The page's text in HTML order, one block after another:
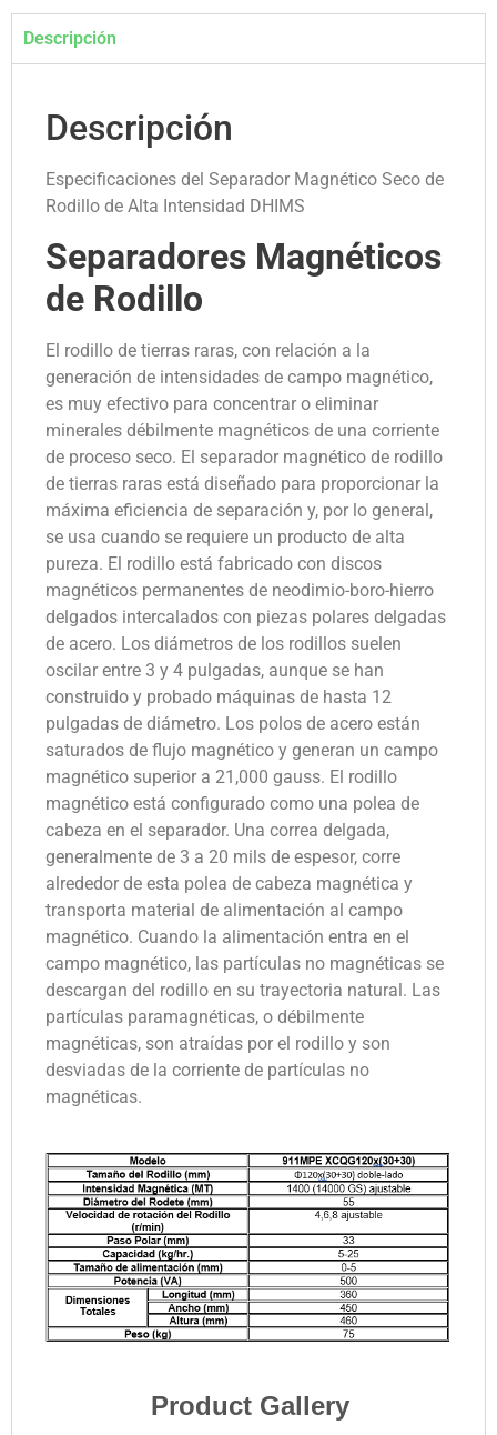
Descripción
Descripción
Especificaciones del Separador Magnético Seco de
Rodillo de Alta Intensidad DHIMS
Separadores Magnéticos
de Rodillo
El rodillo de tierras raras, con relación a la
generación de intensidades de campo magnético,
es muy efectivo para concentrar o eliminar
minerales débilmente magnéticos de una corriente
de proceso seco. El separador magnético de rodillo
de tierras raras está diseñado para proporcionar la
máxima eficiencia de separación y, por lo general,
se usa cuando se requiere un producto de alta
pureza. El rodillo está fabricado con discos
magnéticos permanentes de neodimio-boro-hierro
delgados intercalados con piezas polares delgadas
de acero. Los diámetros de los rodillos suelen
oscilar entre 3 y 4 pulgadas, aunque se han
construido y probado máquinas de hasta 12
pulgadas de diámetro. Los polos de acero están
saturados de flujo magnético y generan un campo
magnético superior a 21,000 gauss. El rodillo
magnético está configurado como una polea de
cabeza en el separador. Una correa delgada,
generalmente de 3 a 20 mils de espesor, corre
alrededor de esta polea de cabeza magnética y
transporta material de alimentación al campo
magnético. Cuando la alimentación entra en el
campo magnético, las partículas no magnéticas se
descargan del rodillo en su trayectoria natural. Las
partículas paramagnéticas, o débilmente
magnéticas, son atraídas por el rodillo y son
desviadas de la corriente de partículas no
magnéticas.
Product Gallery